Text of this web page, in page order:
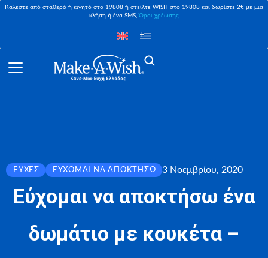
Καλέστε από σταθερό ή κινητό στο 19808 ή στείλτε WISH στο 19808 και δωρίστε 2€ με μια
κλήση ή ένα SMS,Όροι χρέωσης
ΕΥΧΈΣ ΕΎΧΟΜΑΙ ΝΑ ΑΠΟΚΤΉΣΩ 3 Νοεμβρίου, 2020
Εύχομαι να αποκτήσω ένα
δωμάτιο με κουκέτα –